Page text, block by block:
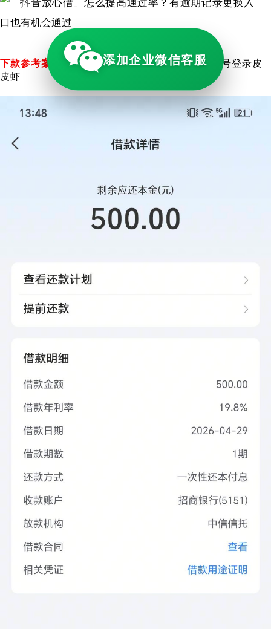
下款参考案例2：放心借秒到，抖音注销账号手机号登录皮
皮虾
添加企业微信客服